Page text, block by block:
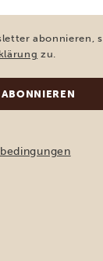
abonnieren,
zu.